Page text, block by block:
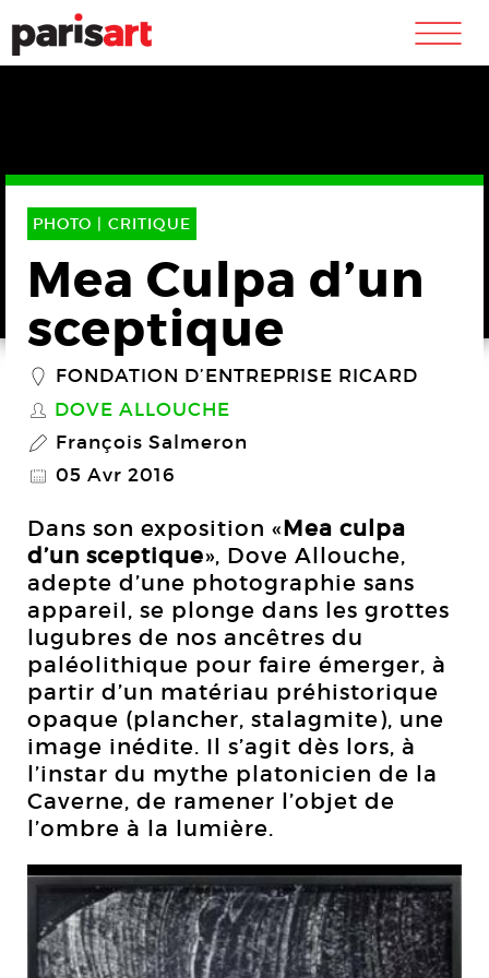
m
PHOTO | CRITIQUE
Mea Culpa d’un
sceptique
_ FONDATION D’ENTREPRISE RICARD
S DOVE ALLOUCHE
P François Salmeron
@ 05 Avr 2016
Dans son exposition «Mea culpa
d’un sceptique», Dove Allouche,
adepte d’une photographie sans
appareil, se plonge dans les grottes
lugubres de nos ancêtres du
paléolithique pour faire émerger, à
partir d’un matériau préhistorique
opaque (plancher, stalagmite), une
image inédite. Il s’agit dès lors, à
l’instar du mythe platonicien de la
Caverne, de ramener l’objet de
l’ombre à la lumière.